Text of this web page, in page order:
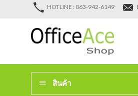
HOTLINE : 063-942-6149
สินค้า